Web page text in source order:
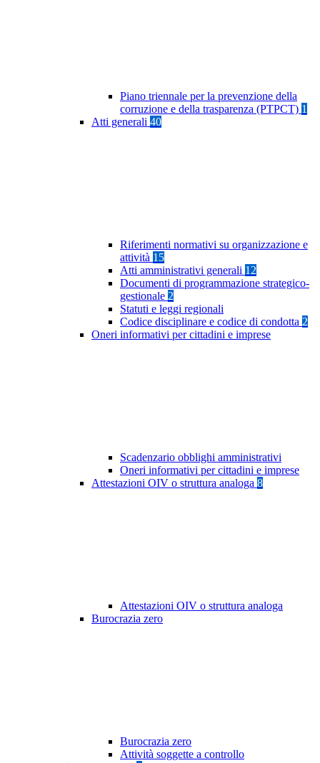
Piano triennale per la prevenzione della
corruzione e della trasparenza (PTPCT) 1
Atti generali 40
Riferimenti normativi su organizzazione e
attività 15
Atti amministrativi generali 12
Documenti di programmazione strategico-
gestionale 2
Statuti e leggi regionali
Codice disciplinare e codice di condotta 2
Oneri informativi per cittadini e imprese
Scadenzario obblighi amministrativi
Oneri informativi per cittadini e imprese
Attestazioni OIV o struttura analoga 8
Attestazioni OIV o struttura analoga
Burocrazia zero
Burocrazia zero
Attività soggette a controllo